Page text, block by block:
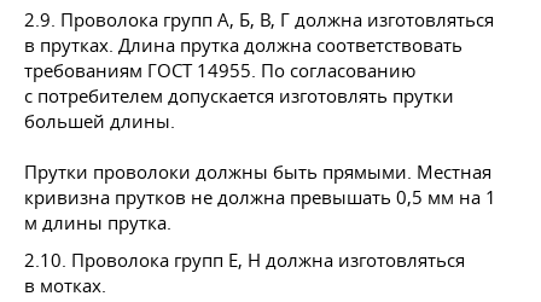
2.9. Проволока групп А, Б, В, Г должна изготовляться
в прутках. Длина прутка должна соответствовать
требованиям ГОСТ 14955. По согласованию
с потребителем допускается изготовлять прутки
большей длины.
Прутки проволоки должны быть прямыми. Местная
кривизна прутков не должна превышать 0,5 мм на 1
м длины прутка.
2.10. Проволока групп Е, Н должна изготовляться
в мотках.